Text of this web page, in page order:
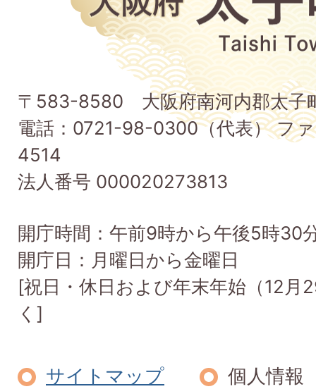
町
Taishi
Town
〒583-8580 大阪府南河内郡太子
電話：0721-98-0300（代表） フ
4514
法人番号 000020273813
開庁時間：午前9時から午後5時30
開庁日：月曜日から金曜日
[祝日・休日および年末年始（12月
く]
サイトマップ
個人情報